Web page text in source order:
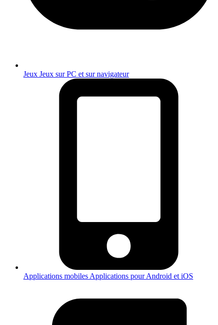
Jeux Jeux sur PC et sur navigateur
Applications mobiles Applications pour Android et iOS